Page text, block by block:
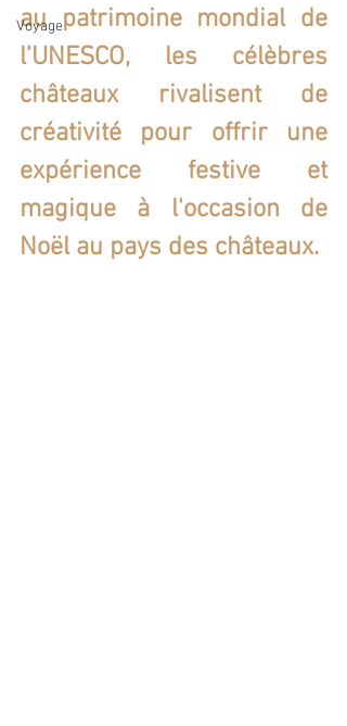
Voyage
au patrimoine mondial de
l’UNESCO, les célèbres
châteaux rivalisent de
créativité pour offrir une
expérience festive et
magique à l'occasion de
Noël au pays des châteaux.